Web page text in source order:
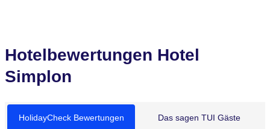
Hotelbewertungen Hotel
Simplon
HolidayCheck Bewertungen Das sagen TUI Gäste